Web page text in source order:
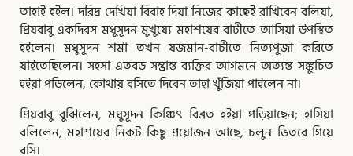
তাহাই হইল। দরিদ্র দেখিয়া বিবাহ দিয়া নিজের কাছেই রাখিবেন বলিয়া,
প্রিয়বাবু একদিবস মধুসূদন মুখুয্যে মহাশয়ের বাটীতে আসিয়া উপস্থিত
হইলেন। মধুসূদন শর্মা তখন যজমান-বাটীতে নিত্যপূজা করিতে
যাইতেছিলেন। সহসা এতবড় সম্ভ্রান্ত ব্যক্তির আগমনে অত্যন্ত সঙ্কুচিত
হইয়া পড়িলেন, কোথায় বসিতে দিবেন তাহা খুঁজিয়া পাইলেন না।
প্রিয়বাবু বুঝিলেন, মধুসূদন কিঞ্চিৎ বিব্রত হইয়া পড়িয়াছেন; হাসিয়া
বলিলেন, মহাশয়ের নিকট কিছু প্রয়োজন আছে, চলুন ভিতরে গিয়ে
বসি।